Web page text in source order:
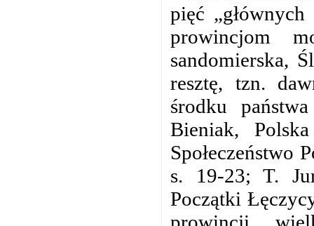
pięć
prowincjom
sandomierska,
resztę, tzn.
środku
Bieniak,
Społeczeństwo
s. 19-23; T.
Początki